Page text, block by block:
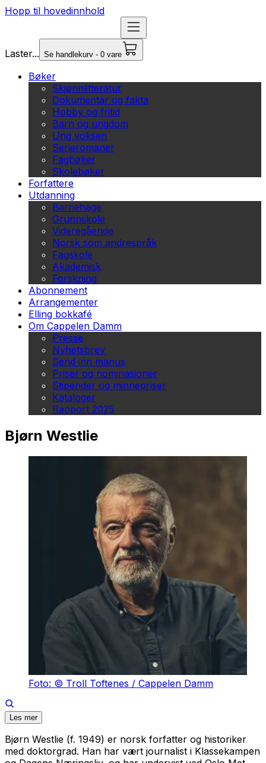
Hopp til hovedinnhold
Laster... Se handlekurv - 0 vare
Bøker
Skjønnlitteratur
Dokumentar og fakta
Hobby og fritid
Barn og ungdom
Ung voksen
Serieromaner
Fagbøker
Skolebøker
Forfattere
Utdanning
Barnehage
Grunnskole
Videregående
Norsk som andrespråk
Fagskole
Akademisk
Forskning
Abonnement
Arrangementer
Elling bokkafé
Om Cappelen Damm
Presse
Nyhetsbrev
Send inn manus
Priser og nominasjoner
Stipender og minnepriser
Kataloger
Rapport 2025
Bjørn Westlie
Foto: © Troll Toftenes / Cappelen Damm
Les mer
Bjørn Westlie (f. 1949) er norsk forfatter og historiker
med doktorgrad. Han har vært journalist i Klassekampen